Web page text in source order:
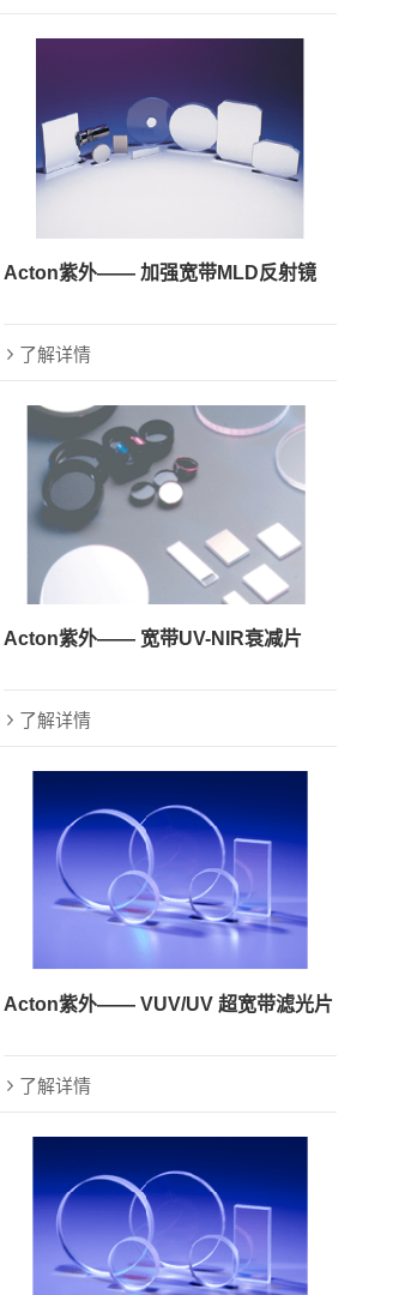
Acton紫外—— 加强宽带MLD反射镜
了解详情
Acton紫外—— 宽带UV-NIR衰减片
了解详情
Acton紫外—— VUV/UV 超宽带滤光片
了解详情